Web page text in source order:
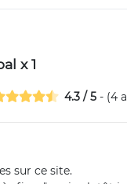
x 1
4.3 /5 - (4
sur ce site.